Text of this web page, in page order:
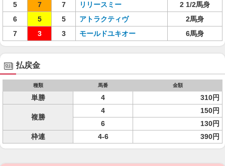
5
7 7 リリースミー
2 1/2馬身
6
5 5 アトラクティヴ
2馬身
7
3 3 モールドユキオー 6馬身
払戻金
種類 馬番 金額
単勝 4 310円
複勝
4
150円
6
130円
枠連
4-6 390円